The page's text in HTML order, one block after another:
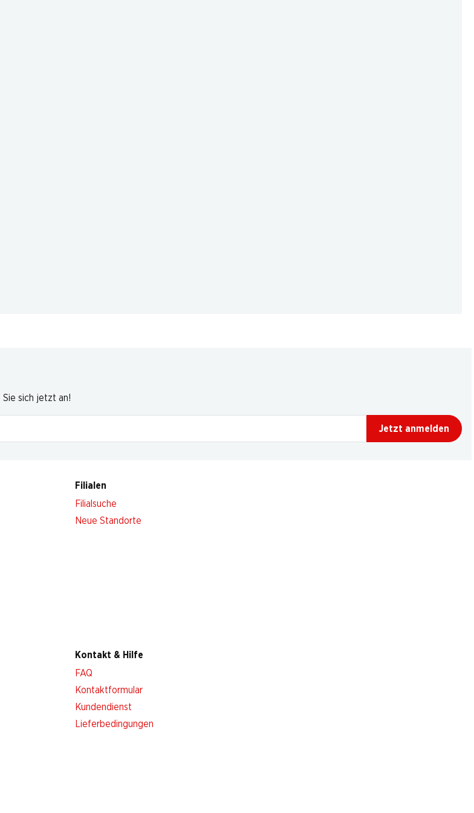
sich jetzt an!
Jetzt anmelden
Filialen
Filialsuche
Neue Standorte
Kontakt & Hilfe
FAQ
Kontaktformular
Kundendienst
Lieferbedingungen